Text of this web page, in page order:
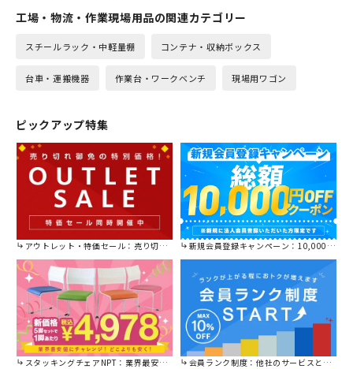
工場・物流・作業現場用品の関連カテゴリー
スチールラック・中軽量棚 コンテナ・収納ボックス
台車・運搬機器 作業台・ワークベンチ 現場用ワゴン
ピックアップ特集
アウトレット・特価セール：売り切れ御免の特別価格！ 新規会員登録キャンペーン：10,000円OFFクーポン進呈中！
スタッキングチェアNPT：業界最安値に挑戦！ 会員ランク制度：他社のサービスと比較してください。